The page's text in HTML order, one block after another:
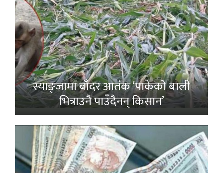
स्याङ्जामा बाँदर आतंक ‘पाकेको बाली
भित्राउनै पाउँदैनन् किसान’